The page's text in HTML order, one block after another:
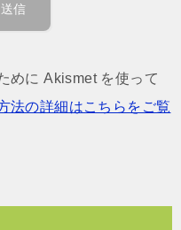
めに Akismet を使って
法の詳細はこちらをご覧